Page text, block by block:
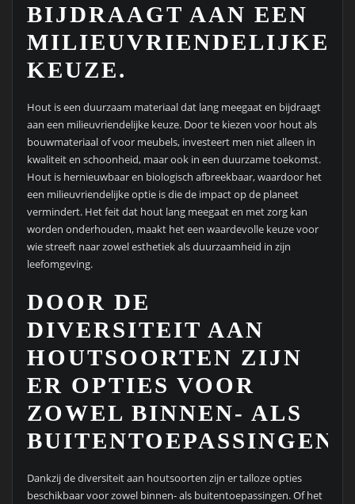
BIJDRAAGT AAN EEN
MILIEUVRIENDELIJKE
KEUZE.
Hout is een duurzaam materiaal dat lang meegaat en bijdraagt
aan een milieuvriendelijke keuze. Door te kiezen voor hout als
bouwmateriaal of voor meubels, investeert men niet alleen in
kwaliteit en schoonheid, maar ook in een duurzame toekomst.
Hout is hernieuwbaar en biologisch afbreekbaar, waardoor het
een milieuvriendelijke optie is die de impact op de planeet
vermindert. Het feit dat hout lang meegaat en met zorg kan
worden onderhouden, maakt het een waardevolle keuze voor
wie streeft naar zowel esthetiek als duurzaamheid in zijn
leefomgeving.
DOOR DE
DIVERSITEIT AAN
HOUTSOORTEN ZIJN
ER OPTIES VOOR
ZOWEL BINNEN- ALS
BUITENTOEPASSINGEN.
Dankzij de diversiteit aan houtsoorten zijn er talloze opties
beschikbaar voor zowel binnen- als buitentoepassingen. Of het